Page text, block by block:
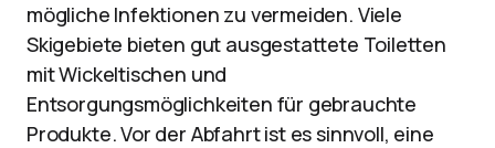
mögliche Infektionen zu vermeiden. Viele
Skigebiete bieten gut ausgestattete Toiletten
mit Wickeltischen und
Entsorgungsmöglichkeiten für gebrauchte
Produkte. Vor der Abfahrt ist es sinnvoll, eine